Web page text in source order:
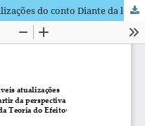
O papel do leitor e possíveis atualizações do conto Diante da lei a partir da perspectiva da Estética da Recepção e da Teoria do Efeito